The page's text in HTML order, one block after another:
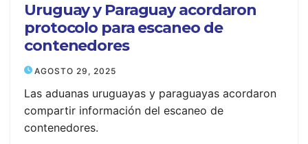
Uruguay y Paraguay acordaron
protocolo para escaneo de
contenedores
AGOSTO 29, 2025
Las aduanas uruguayas y paraguayas acordaron
compartir información del escaneo de
contenedores.